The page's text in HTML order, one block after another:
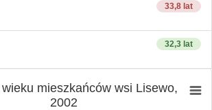
33,8 lat
32,3 lat
mieszkańców wsi Lisewo,
2002